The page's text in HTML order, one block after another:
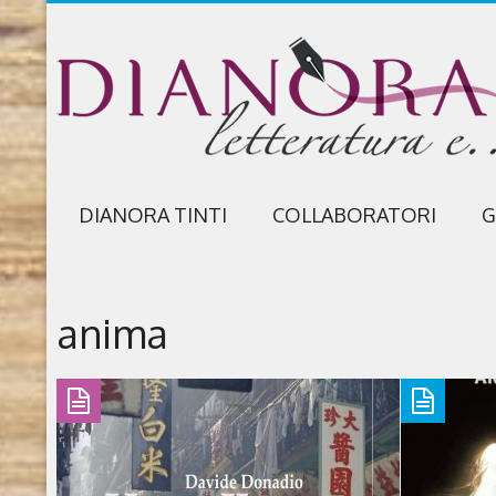
DIANORA TINTI COLLABORATORI
anima